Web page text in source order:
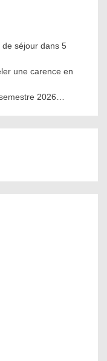
de séjour dans 5
une carence en
2026…